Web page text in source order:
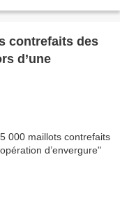
contrefaits des
d’une